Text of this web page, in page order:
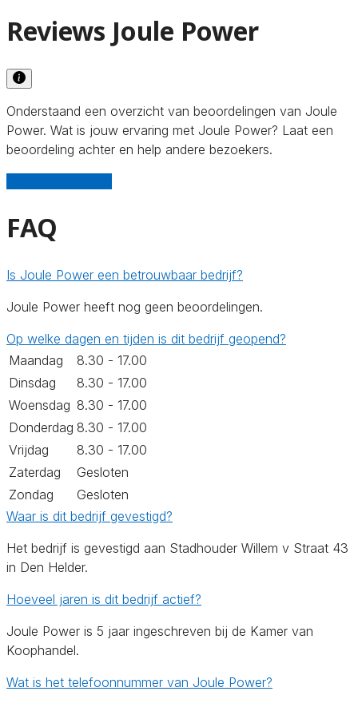
Reviews Joule Power
Onderstaand een overzicht van beoordelingen van Joule
Power. Wat is jouw ervaring met Joule Power? Laat een
beoordeling achter en help andere bezoekers.
FAQ
Is Joule Power een betrouwbaar bedrijf?
Joule Power heeft nog geen beoordelingen.
Op welke dagen en tijden is dit bedrijf geopend?
Maandag
8.30 - 17.00
Dinsdag
8.30 - 17.00
Woensdag 8.30 - 17.00
Donderdag 8.30 - 17.00
Vrijdag
8.30 - 17.00
Zaterdag
Gesloten
Zondag
Gesloten
Waar is dit bedrijf gevestigd?
Het bedrijf is gevestigd aan Stadhouder Willem v Straat 43
in Den Helder.
Hoeveel jaren is dit bedrijf actief?
Joule Power is 5 jaar ingeschreven bij de Kamer van
Koophandel.
Wat is het telefoonnummer van Joule Power?